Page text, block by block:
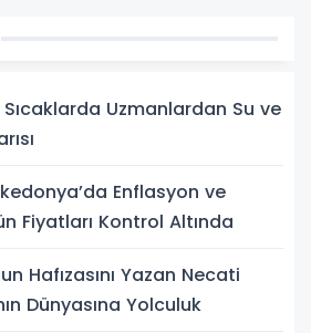
Uzmanlardan Su ve
Enflasyon ve
Fiyatları Kontrol Altında
Hafızasını Yazan Necati
Dünyasına Yolculuk